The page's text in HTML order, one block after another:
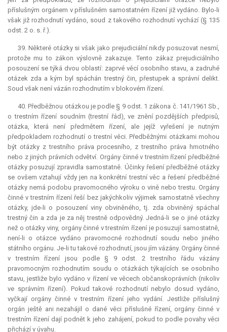
příslušným orgánem v příslušném samostatném řízení již vydáno. Bylo-li
však již rozhodnutí vydáno, soud z takového rozhodnutí vychází (§ 135
odst. 2 o. s. ř.).
39. Některé otázky si však jako prejudiciálnínikdy posuzovat nesmí,
protože mu to zákon výslovně zakazuje. Tento zákaz prejudiciálního
posouzení se týká dvou oblastí: zaprvé věcí osobního stavu, a zadruhé
otázek zda a kým byl spáchán trestný čin, přestupek a správní delikt.
Soud však není vázán rozhodnutím v blokovém řízení.
40. Předběžnou otázkou je podle § 9 odst. 1 zákona č. 141/1961 Sb.,
o trestním řízení soudním (trestní řád), ve znění pozdějších předpisů,
otázka, která není předmětem řízení, ale jejíž vyřešení je nutným
předpokladem rozhodnutí o trestní věci. Předběžnými otázkami mohou
být otázky z trestního práva procesního, z trestního práva hmotného
nebo z jiných právních odvětví. Orgány činné v trestním řízení předběžné
otázky posuzují zpravidla samostatně. Účinky řešení předběžné otázky
se ovšem vztahují vždy jen na konkrétní trestní věc a řešení předběžné
otázky nemá podobu pravomocného výroku o vině nebo trestu. Orgány
činné v trestním řízení řeší bez jakýchkoliv výjimek samostatně všechny
otázky, jde-li o posouzení viny obviněného, tj. zda obviněný spáchal
trestný čin a zda je za něj trestně odpovědný. Jedná-li se o jiné otázky
než o otázky viny, orgány činné v trestním řízení je posuzují samostatně,
není-li o otázce vydáno pravomocné rozhodnutí soudu nebo jiného
státního orgánu. Je-li tu takové rozhodnutí, jsou jím vázány. Orgány činné
v trestním řízení jsou podle § 9 odst. 2 trestního řádu vázány
pravomocným rozhodnutím soudu o otázkách týkajících se osobního
stavu, jestliže bylo vydáno v řízení ve věcech občanskoprávních (nikoliv
ve správním řízení). Pokud takové rozhodnutí nebylo dosud vydáno,
vyčkají orgány činné v trestním řízení jeho vydání. Jestliže příslušný
orgán ještě ani nezahájil o dané věci příslušné řízení, orgány činné v
trestním řízení dají podnět k jeho zahájení, pokud to podle povahy věci
přichází v úvahu.